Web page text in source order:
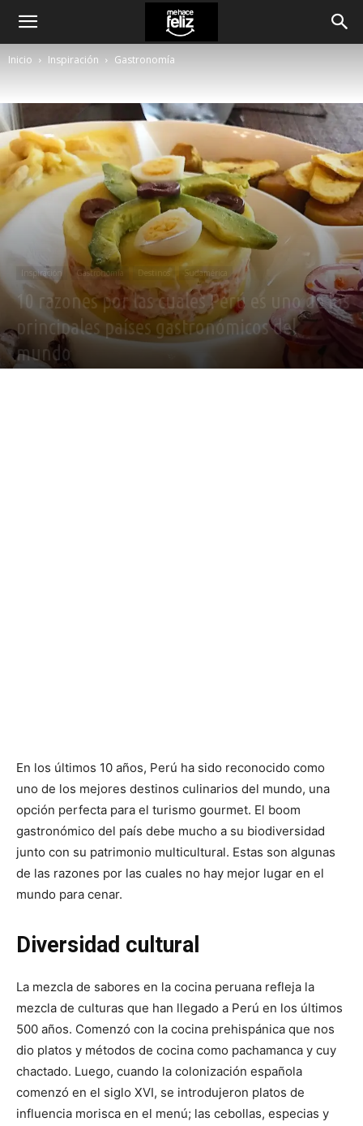
Inicio Inspiración Gastronomía
Inspiración Gastronomía Destinos Sudamérica
10 razones por las cuales Perú es uno de los
principales países gastronómicos del
mundo
En los últimos 10 años, Perú ha sido reconocido como
uno de los mejores destinos culinarios del mundo, una
opción perfecta para el turismo gourmet. El boom
gastronómico del país debe mucho a su biodiversidad
junto con su patrimonio multicultural. Estas son algunas
de las razones por las cuales no hay mejor lugar en el
mundo para cenar.
Diversidad cultural
La mezcla de sabores en la cocina peruana refleja la
mezcla de culturas que han llegado a Perú en los últimos
500 años. Comenzó con la cocina prehispánica que nos
dio platos y métodos de cocina como pachamanca y cuy
chactado. Luego, cuando la colonización española
comenzó en el siglo XVI, se introdujeron platos de
influencia morisca en el menú; las cebollas, especias y